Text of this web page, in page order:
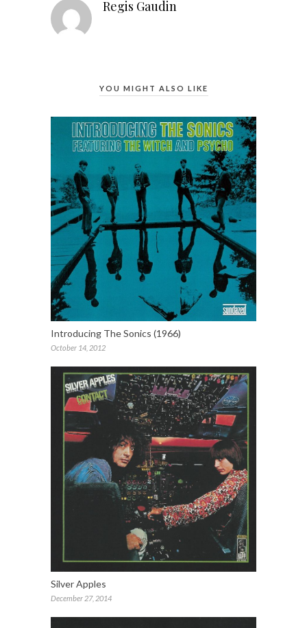
Regis Gaudin
YOU MIGHT ALSO LIKE
Introducing The Sonics (1966)
October 14, 2012
Silver Apples
December 27, 2014